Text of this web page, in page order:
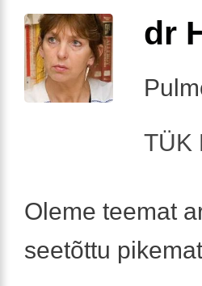
dr
TÜK
Oleme teemat
seetõttu